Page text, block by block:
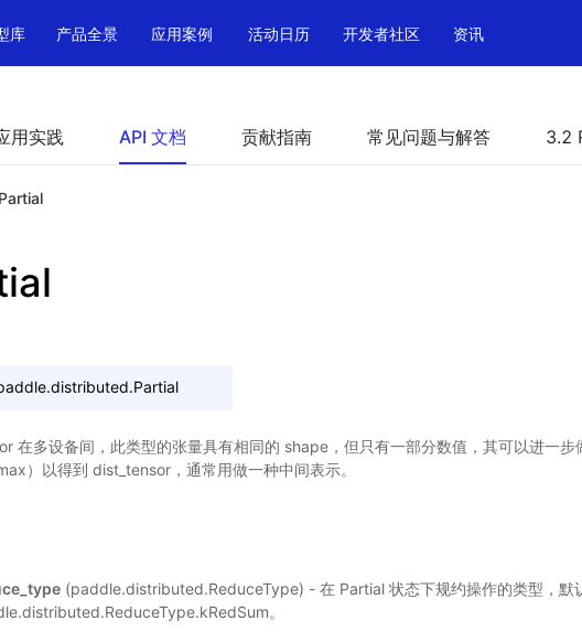
库 产品全景 应用案例 活动日历 开发者社区 资讯
用实践 API 文档 贡献指南 常见问题与解答 3.2
Partial
Partial
在多设备间，此类型的张量具有相同的 shape，但只有一部分数值，其可以进一步
）以得到 dist_tensor，通常用做一种中间表示。
(paddle.distributed.ReduceType) - 在 Partial 状态下规约操作的类型，默
。